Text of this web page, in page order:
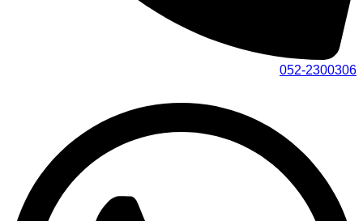
052-2300306